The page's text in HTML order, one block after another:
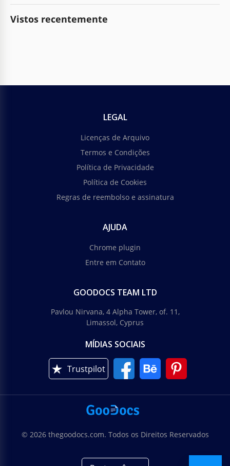
Vistos recentemente
LEGAL
Licenças de Arquivo
Termos e Condições
Política de Privacidade
Política de Cookies
Regras de reembolso e assinatura
AJUDA
Chrome plugin
Entre em Contato
GOODOCS TEAM LTD
Pavlou Nirvana, 4 Alpha Tower, of. 11,
Limassol, Cyprus
MÍDIAS SOCIAIS
Trustpilot
© 2026 thegoodocs.com. Todos os Direitos Reservados